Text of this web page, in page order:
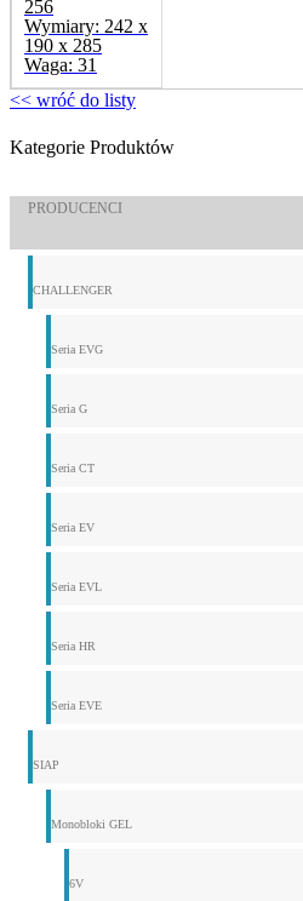
256
Wymiary: 242 x
190 x 285
Waga: 31
<< wróć do listy
Kategorie Produktów
PRODUCENCI
CHALLENGER
Seria EVG
Seria G
Seria CT
Seria EV
Seria EVL
Seria HR
Seria EVE
SIAP
Monobloki GEL
6V